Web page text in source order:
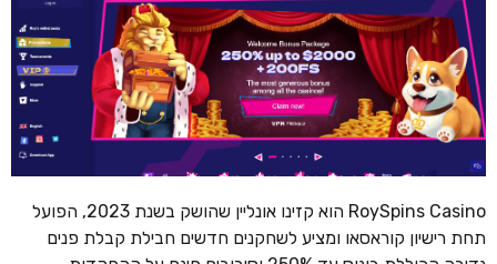
RoySpins Casino הוא קזינו אונליין שהושק בשנת 2023, הפועל
תחת רישיון קוראסאו ומציע לשחקנים חדשים חבילת קבלת פנים